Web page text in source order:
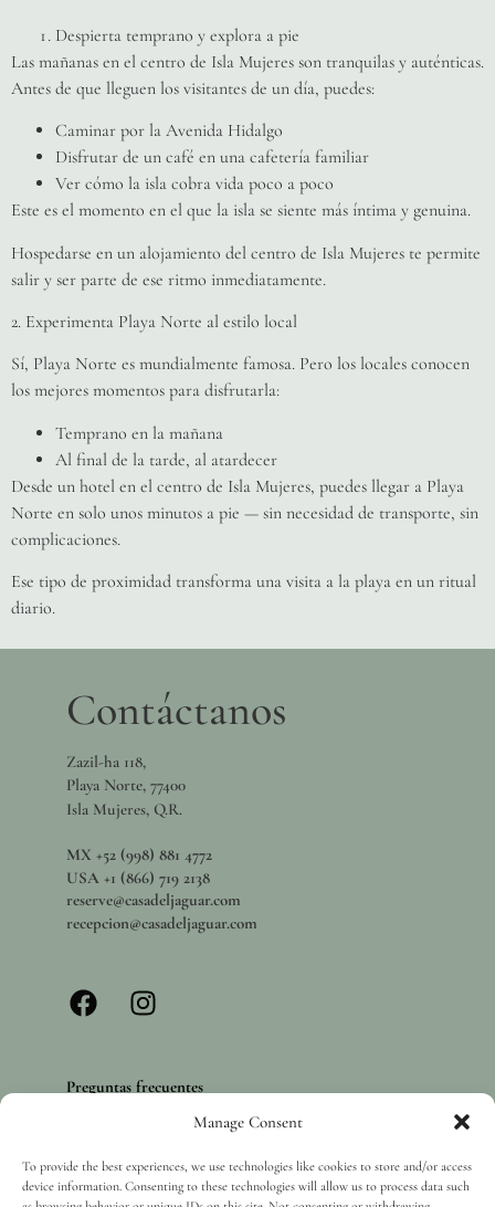
Manage Consent
To provide the best experiences, we use technologies like cookies to store and/or access
device information. Consenting to these technologies will allow us to process data such
Despierta temprano y explora a pie
Las mañanas en el centro de Isla Mujeres son tranquilas y auténticas.
Antes de que lleguen los visitantes de un día, puedes:
Caminar por la Avenida Hidalgo
Disfrutar de un café en una cafetería familiar
Ver cómo la isla cobra vida poco a poco
Este es el momento en el que la isla se siente más íntima y genuina.
Hospedarse en un alojamiento del centro de Isla Mujeres te permite
salir y ser parte de ese ritmo inmediatamente.
2. Experimenta Playa Norte al estilo local
Sí, Playa Norte es mundialmente famosa. Pero los locales conocen
los mejores momentos para disfrutarla:
Temprano en la mañana
Al final de la tarde, al atardecer
Desde un hotel en el centro de Isla Mujeres, puedes llegar a Playa
Norte en solo unos minutos a pie — sin necesidad de transporte, sin
complicaciones.
Ese tipo de proximidad transforma una visita a la playa en un ritual
diario.
Contáctanos
Zazil-ha 118,
Playa Norte, 77400
Isla Mujeres, Q.R.
MX +52 (998) 881 4772
USA +1 (866) 719 2138
reserve@casadeljaguar.com
recepcion@casadeljaguar.com
Preguntas frecuentes
Políticas de privacidad